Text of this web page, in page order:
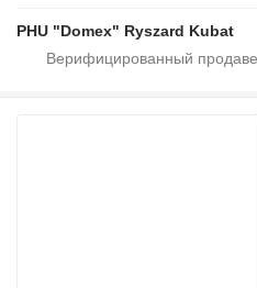
PHU "Domex" Ryszard Kubat